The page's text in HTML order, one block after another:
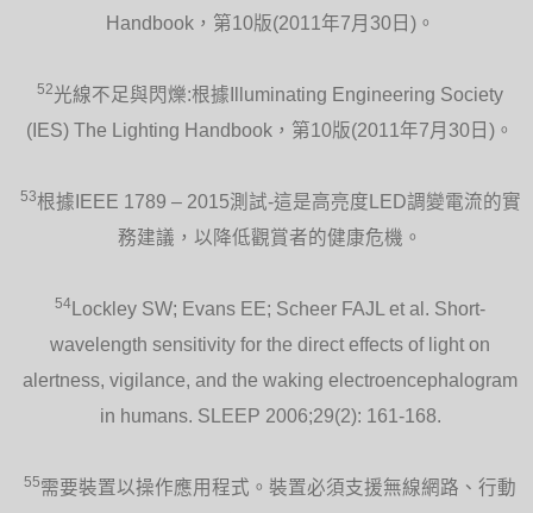
Handbook，第10版(2011年7月30日)。
52光線不足與閃爍:根據Illuminating Engineering Society
(IES) The Lighting Handbook，第10版(2011年7月30日)。
53根據IEEE 1789 – 2015測試-這是高亮度LED調變電流的實
務建議，以降低觀賞者的健康危機。
54
Lockley SW; Evans EE; Scheer FAJL et al. Short-
wavelength sensitivity for the direct effects of light on
alertness, vigilance, and the waking electroencephalogram
in humans. SLEEP 2006;29(2): 161-168.
55需要裝置以操作應用程式。裝置必須支援無線網路、行動